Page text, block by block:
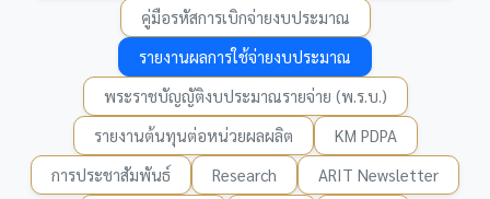
คู่มือรหัสการเบิกจ่ายงบประมาณ
รายงานผลการใช้จ่ายงบประมาณ
พระราชบัญญัติงบประมาณรายจ่าย (พ.ร.บ.)
รายงานต้นทุนต่อหน่วยผลผลิต
KM PDPA
การประชาสัมพันธ์
Research
ARIT Newsletter